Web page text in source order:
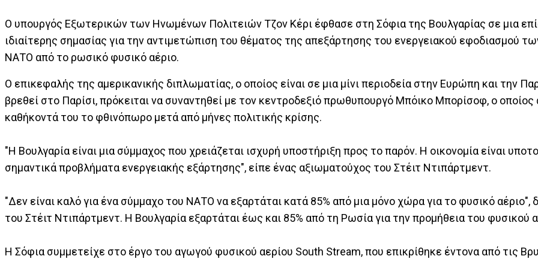
Ο υπουργός Εξωτερικών των Ηνωμένων Πολιτειών Τζον Κέρι έφθασε στη Σόφια της Βουλγαρίας σε μια
ιδιαίτερης σημασίας για την αντιμετώπιση του θέματος της απεξάρτησης του ενεργειακού εφοδιασμού
ΝΑΤΟ από το ρωσικό φυσικό αέριο.
Ο επικεφαλής της αμερικανικής διπλωματίας, ο οποίος είναι σε μια μίνι περιοδεία στην Ευρώπη και την
βρεθεί στο Παρίσι, πρόκειται να συναντηθεί με τον κεντροδεξιό πρωθυπουργό Μπόικο Μπορίσοφ, ο οποίος
καθήκοντά του το φθινόπωρο μετά από μήνες πολιτικής κρίσης.
"Η Βουλγαρία είναι μια σύμμαχος που χρειάζεται ισχυρή υποστήριξη προς το παρόν. Η οικονομία είναι
σημαντικά προβλήματα ενεργειακής εξάρτησης", είπε ένας αξιωματούχος του Στέιτ Ντιπάρτμεντ.
"Δεν είναι καλό για ένα σύμμαχο του ΝΑΤΟ να εξαρτάται κατά 85% από μια μόνο χώρα για το φυσικό
του Στέιτ Ντιπάρτμεντ. Η Βουλγαρία εξαρτάται έως και 85% από τη Ρωσία για την προμήθεια του φυσικού
Η Σόφια συμμετείχε στο έργο του αγωγού φυσικού αερίου South Stream, που επικρίθηκε έντονα από τις